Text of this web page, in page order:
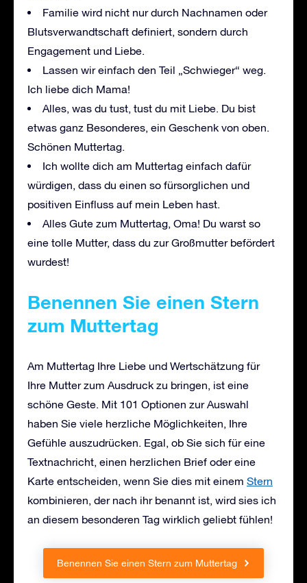
Familie wird nicht nur durch Nachnamen oder
Blutsverwandtschaft definiert, sondern durch
Engagement und Liebe.
Lassen wir einfach den Teil „Schwieger“ weg.
Ich liebe dich Mama!
Alles, was du tust, tust du mit Liebe. Du bist
etwas ganz Besonderes, ein Geschenk von oben.
Schönen Muttertag.
Ich wollte dich am Muttertag einfach dafür
würdigen, dass du einen so fürsorglichen und
positiven Einfluss auf mein Leben hast.
Alles Gute zum Muttertag, Oma! Du warst so
eine tolle Mutter, dass du zur Großmutter befördert
wurdest!
Benennen Sie einen Stern
zum Muttertag
Am Muttertag Ihre Liebe und Wertschätzung für
Ihre Mutter zum Ausdruck zu bringen, ist eine
schöne Geste. Mit 101 Optionen zur Auswahl
haben Sie viele herzliche Möglichkeiten, Ihre
Gefühle auszudrücken. Egal, ob Sie sich für eine
Textnachricht, einen herzlichen Brief oder eine
Karte entscheiden, wenn Sie dies mit einem Stern
kombinieren, der nach ihr benannt ist, wird sies ich
an diesem besonderen Tag wirklich geliebt fühlen!
Benennen Sie einen Stern zum Muttertag